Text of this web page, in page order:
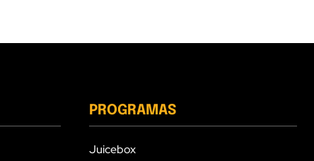
PROGRAMAS
Juicebox